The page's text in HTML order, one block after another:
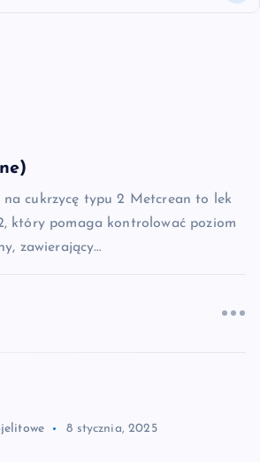
cukrzycę typu 2 Metcrean to lek
który pomaga kontrolować poziom
zawierający…
8 stycznia, 2025